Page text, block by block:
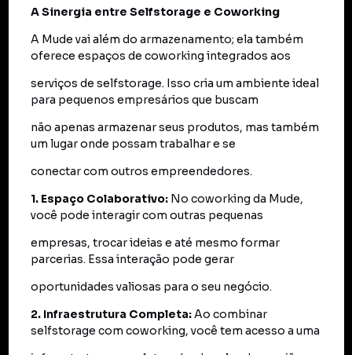
A Sinergia entre Selfstorage e Coworking
A Mude vai além do armazenamento; ela também
oferece espaços de coworking integrados aos
serviços de selfstorage. Isso cria um ambiente ideal
para pequenos empresários que buscam
não apenas armazenar seus produtos, mas também
um lugar onde possam trabalhar e se
conectar com outros empreendedores.
1. Espaço Colaborativo:No coworking da Mude,
você pode interagir com outras pequenas
empresas, trocar ideias e até mesmo formar
parcerias. Essa interação pode gerar
oportunidades valiosas para o seu negócio.
2. Infraestrutura Completa:Ao combinar
selfstorage com coworking, você tem acesso a uma